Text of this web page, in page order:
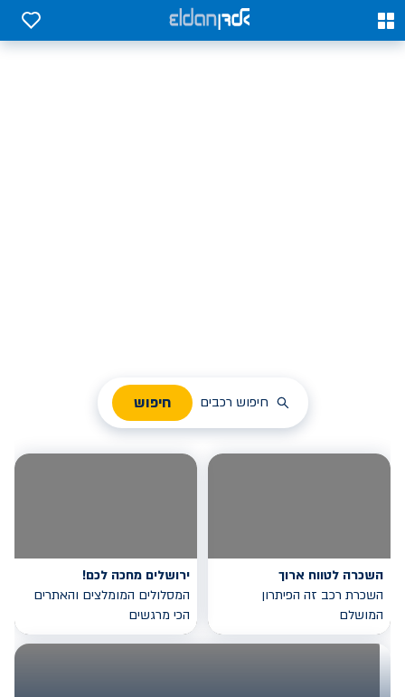
0
0
חיפוש רכבים חיפוש
השכרה לטווח ארוך
השכרת רכב זה הפיתרון
המושלם
ירושלים מחכה לכם!
המסלולים המומלצים והאתרים
הכי מרגשים